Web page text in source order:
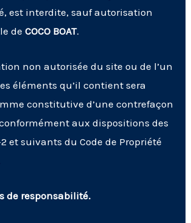
est interdite, sauf autorisation
deCOCO BOAT.
non autorisée du site ou de l’un
éléments qu’il contient sera
constitutive d’une contrefaçon
aux dispositions des
et suivants du Code de Propriété
de responsabilité.